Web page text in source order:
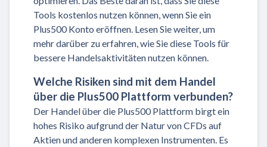
Tools kostenlos nutzen können, wenn Sie ein
Plus500 Konto eröffnen. Lesen Sie weiter, um
mehr darüber zu erfahren, wie Sie diese Tools für
bessere Handelsaktivitäten nutzen können.
Welche Risiken sind mit dem Handel
über die Plus500 Plattform verbunden?
Der Handel über die Plus500 Plattform birgt ein
hohes Risiko aufgrund der Natur von CFDs auf
Aktien und anderen komplexen Instrumenten. Es